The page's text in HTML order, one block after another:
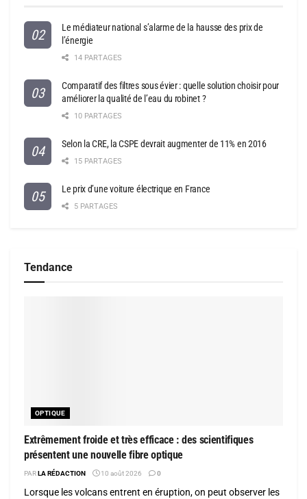
Le médiateur national s’alarme de la hausse des prix de
l’énergie
14 PARTAGES
Comparatif des filtres sous évier : quelle solution choisir pour
améliorer la qualité de l’eau du robinet ?
10 PARTAGES
Selon la CRE, la CSPE devrait augmenter de 11% en 2016
15 PARTAGES
Le prix d’une voiture électrique en France
5 PARTAGES
Tendance
OPTIQUE
Extrêmement froide et très efficace : des scientifiques
présentent une nouvelle fibre optique
PARLA RÉDACTION 10 août 2026 0
Lorsque les volcans entrent en éruption, on peut observer les